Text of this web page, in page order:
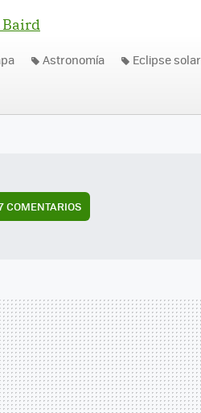
Astronomía Eclipse
COMENTARIOS